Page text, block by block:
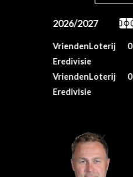
2026/2027
VriendenLoterij
Eredivisie
0
VriendenLoterij
Eredivisie
0